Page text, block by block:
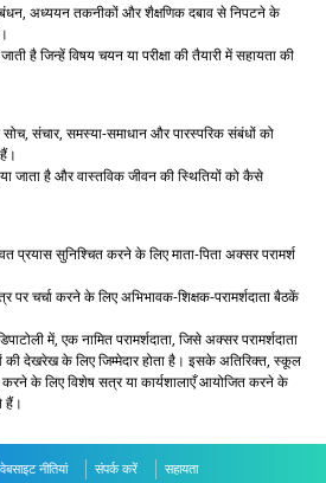
अध्ययन तकनीकों और शैक्षणिक दबाव से निपटने के
है जिन्हें विषय चयन या परीक्षा की तैयारी में सहायता की
संचार, समस्या-समाधान और पारस्परिक संबंधों को
जाता है और वास्तविक जीवन की स्थितियों को कैसे
प्रयास सुनिश्चित करने के लिए माता-पिता अक्सर परामर्श
पर चर्चा करने के लिए अभिभावक-शिक्षक-परामर्शदाता बैठकें
में, एक नामित परामर्शदाता, जिसे अक्सर परामर्शदाता
की देखरेख के लिए जिम्मेदार होता है। इसके अतिरिक्त, स्कूल
करने के लिए विशेष सत्र या कार्यशालाएँ आयोजित करने के
हैं।
वेबसाइट नीतियां संपर्क करें सहायता